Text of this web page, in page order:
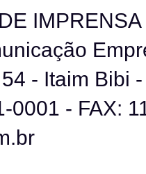
IMPRENSA
- Itaim Bibi
0001 - FAX: